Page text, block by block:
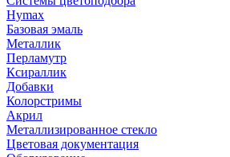
Hymax
Базовая эмаль
Металлик
Перламутр
Ксираллик
Добавки
Колорстримы
Акрил
Металлизированное стекло
Цветовая документация